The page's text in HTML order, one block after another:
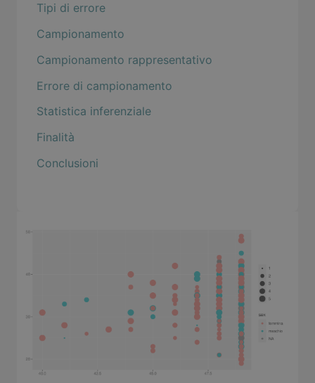
Tipi di errore
Campionamento
Campionamento rappresentativo
Errore di campionamento
Statistica inferenziale
Finalità
Conclusioni